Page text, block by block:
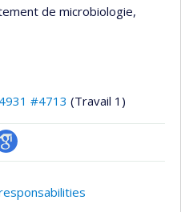
de microbiologie,
#4713 (Travail 1)